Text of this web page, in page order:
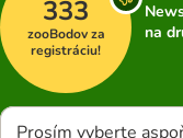
333
zooBodov za
registráciu!
na
Prosím vyberte